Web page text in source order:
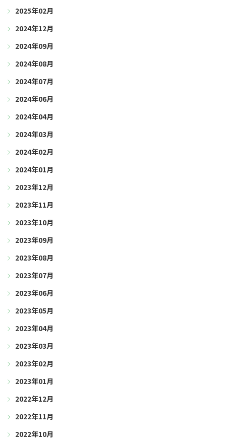
2025年02月
2024年12月
2024年09月
2024年08月
2024年07月
2024年06月
2024年04月
2024年03月
2024年02月
2024年01月
2023年12月
2023年11月
2023年10月
2023年09月
2023年08月
2023年07月
2023年06月
2023年05月
2023年04月
2023年03月
2023年02月
2023年01月
2022年12月
2022年11月
2022年10月